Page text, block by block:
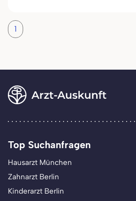
1
Top Suchanfragen
Hausarzt München
Zahnarzt Berlin
Kinderarzt Berlin